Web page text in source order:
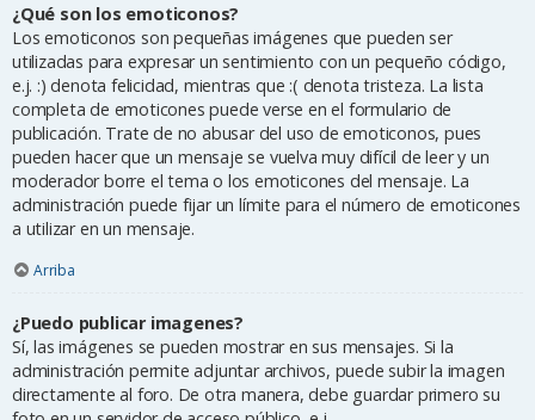
¿Qué son los emoticonos?
Los emoticonos son pequeñas imágenes que pueden ser
utilizadas para expresar un sentimiento con un pequeño código,
e.j. :) denota felicidad, mientras que :( denota tristeza. La lista
completa de emoticones puede verse en el formulario de
publicación. Trate de no abusar del uso de emoticonos, pues
pueden hacer que un mensaje se vuelva muy difícil de leer y un
moderador borre el tema o los emoticones del mensaje. La
administración puede fijar un límite para el número de emoticones
a utilizar en un mensaje.
Arriba
¿Puedo publicar imagenes?
Sí, las imágenes se pueden mostrar en sus mensajes. Si la
administración permite adjuntar archivos, puede subir la imagen
directamente al foro. De otra manera, debe guardar primero su